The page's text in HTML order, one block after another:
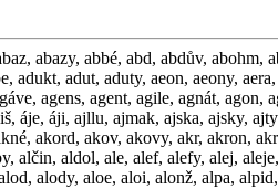
bábin, babka, babky, babra, babrá, babry, bábu, baby, báby, bac, bacá, bacal, bacám, bacán, bacáš, bacat, bacej, bacen, bací, bacil, bacím, bacíš, bacit, back, backy, bácl, bácla, bácli, báclo, bácly, bacme, bácne, bácni, bácnu, bacte, bača, báček, báčka, báčko, báčky, bačuj, bačův, bádá, bádal, bádám, bádán, bádáš, bádat, bádej, baden, baf, bafá, bafal, bafám, bafán, bafáš, bafat, bafči, bafčí, bafej, bafl, bafla, bafli, baflo, bafly, bafne, bafni, bafnu, bafy, baga, bagán, bagáž, bágl, bágle, bágly, bago, bagr, bagry, baguj, bahna, bahni, bahní, bahno, baht, bahty, baj, báj, bajan, báje, baječ, bájen, bajer, bájí, bájil, bájím, bájíš, bájit, bajka, bajky, bajme, bájná, bájné, bájně, bájní, bájný, bajok, bajt, bajte, bajty, bák, báká, bákal, bákám, bákán, bákáš, bákat, bákej, bakna, bakny, bakon, bakus, báky, bal, bál, bála, balda, bale, balen, balet, baleť, balí, báli, balič, balík, balil, balím, balíš, balit, balka, balky, ball, bally, balme, balná, balné, bálo, balon, balón, balot, balsa, balsy, balte, baly, bály, balza, balzy, bamja, bamje, bamji, baň, bán, báň, baňa, banán, banát, banči, bančí, band, banda, bando, bandó, bandy, baně, báně, báněn, bani, bání, baník, bánil, báním, báníš, bánit, bank, banka, baňka, báňka, banky, baňky, báňky, baňme, baňte, bantu, banu, bánův, bar, barák, baráž, bard, bardi, barel, barem, barém, baret, baréž, bárin, bark, bárka, barky, bárky, barn, barny, barok, baron, baršč, barva, barvi, barví, barvy, bary, barya, barye, baryt, barža, barži, bas, basa, basař, base, báseň, baset, basi, basic, basin, básně, básni, básní, basuj, basův, basy, bašta, bašti, baští, bašty, bat,